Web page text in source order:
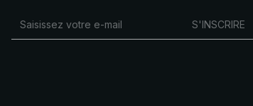
S'INSCRIRE